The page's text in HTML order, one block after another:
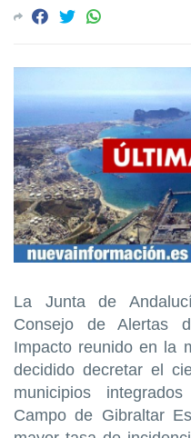
La Junta de
Consejo de Alertas
Impacto reunido en la
decidido decretar el
municipios
Campo de Gibraltar